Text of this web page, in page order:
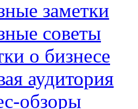
заметки
советы
о бизнесе
аудитория
обзоры